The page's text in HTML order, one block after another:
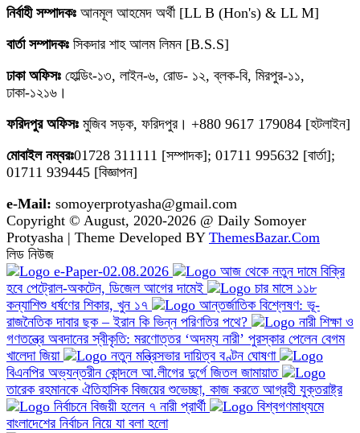
নির্বাহী সম্পাদকঃ আনমূল আহমেদ অর্থী [LL B (Hon's) & LL M]
বার্তা সম্পাদকঃ সিকদার শাহ আলম লিমন [B.S.S]
ঢাকা অফিসঃ হোল্ডিং-১৩, লাইন-৬, রোড- ১২, ব্লক-বি, মিরপুর-১১,
ঢাকা-১২১৬।
ফরিদপুর অফিসঃ মুজিব সড়ক, ফরিদপুর। +880 9617 179084 [হটলাইন]
মোবাইল নম্বরঃ01728 311111 [সম্পাদক]; 01711 995632 [বার্তা];
01711 939445 [বিজ্ঞাপন]
e-Mail: somoyerprotyasha@gmail.com
Copyright © August, 2020-2026 @ Daily Somoyer
Protyasha | Theme Developed BY ThemesBazar.Com
লিড নিউজ
e-Paper-02.08.2026
আজ থেকে নতুন দামে বিক্রি
হবে পেট্রোল-অকটেন, ডিজেল আগের দামেই
চার মাসে ১১৮
কন্যাশিশু ধর্ষণের শিকার, খুন ১৭
আন্তর্জাতিক বিশ্লেষণ: ভূ-
রাজনৈতিক দাবার ছক – ইরান কি ভিন্ন পরিণতির পথে?
নারী শিক্ষা ও
গণতন্ত্রে অবদানের স্বীকৃতি: মরণোত্তর ‘অদম্য নারী’ পুরস্কার পেলেন বেগম
খালেদা জিয়া
নতুন মন্ত্রিসভার দায়িত্ব বণ্টন ঘোষণা
বিএনপির অভ্যন্তরীন কোন্দলে আ.লীগের দুর্গে জিতল জামায়াত
তারেক রহমানকে ঐতিহাসিক বিজয়ের শুভেচ্ছা, কাজ করতে আগ্রহী যুক্তরাষ্ট্র
নির্বাচনে বিজয়ী হলেন ৭ নারী প্রার্থী
বিশ্বগণমাধ্যমে
বাংলাদেশের নির্বাচন নিয়ে যা বলা হলো